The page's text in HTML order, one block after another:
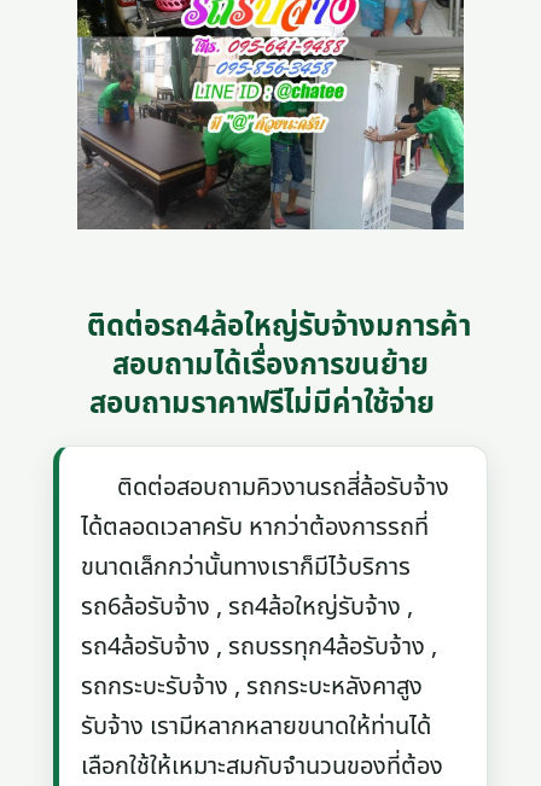
ติดต่อรถ4ล้อใหญ่รับจ้างมการค้า
สอบถามได้เรื่องการขนย้าย
สอบถามราคาฟรีไม่มีค่าใช้จ่าย
ติดต่อสอบถามคิวงานรถสี่ล้อรับจ้าง
ได้ตลอดเวลาครับ หากว่าต้องการรถที่
ขนาดเล็กกว่านั้นทางเราก็มีไว้บริการ
รถ6ล้อรับจ้าง , รถ4ล้อใหญ่รับจ้าง ,
รถ4ล้อรับจ้าง , รถบรรทุก4ล้อรับจ้าง ,
รถกระบะรับจ้าง , รถกระบะหลังคาสูง
รับจ้าง เรามีหลากหลายขนาดให้ท่านได้
เลือกใช้ให้เหมาะสมกับจำนวนของที่ต้อง